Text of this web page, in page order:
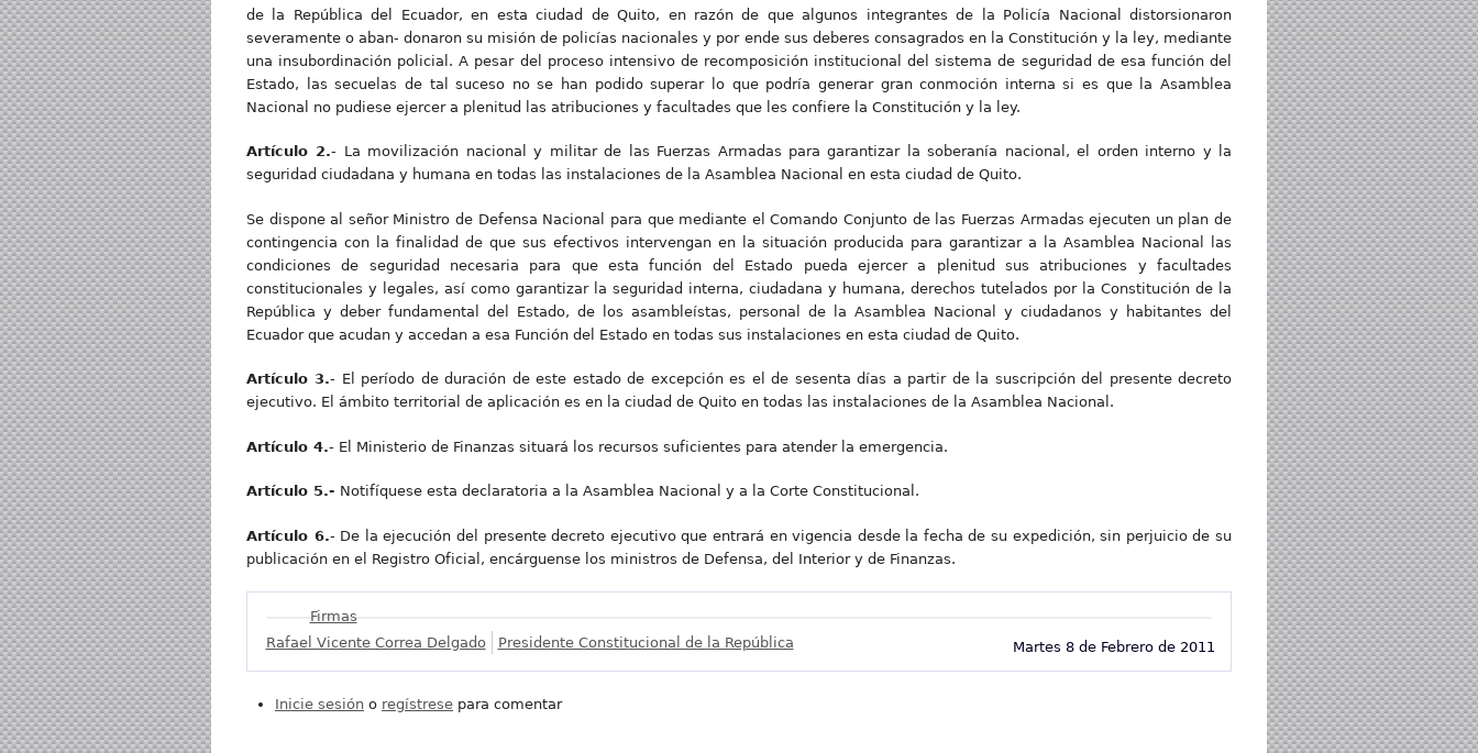
de la República del Ecuador, en esta ciudad de Quito, en razón de que algunos integrantes de la Policía Nacional distorsionaron
severamente o aban- donaron su misión de policías nacionales y por ende sus deberes consagrados en la Constitución y la ley, mediante
una insubordinación policial. A pesar del proceso intensivo de recomposición institucional del sistema de seguridad de esa función del
Estado, las secuelas de tal suceso no se han podido superar lo que podría generar gran conmoción interna si es que la Asamblea
Nacional no pudiese ejercer a plenitud las atribuciones y facultades que les confiere la Constitución y la ley.
Artículo 2.- La movilización nacional y militar de las Fuerzas Armadas para garantizar la soberanía nacional, el orden interno y la
seguridad ciudadana y humana en todas las instalaciones de la Asamblea Nacional en esta ciudad de Quito.
Se dispone al señor Ministro de Defensa Nacional para que mediante el Comando Conjunto de las Fuerzas Armadas ejecuten un plan de
contingencia con la finalidad de que sus efectivos intervengan en la situación producida para garantizar a la Asamblea Nacional las
condiciones de seguridad necesaria para que esta función del Estado pueda ejercer a plenitud sus atribuciones y facultades
constitucionales y legales, así como garantizar la seguridad interna, ciudadana y humana, derechos tutelados por la Constitución de la
República y deber fundamental del Estado, de los asambleístas, personal de la Asamblea Nacional y ciudadanos y habitantes del
Ecuador que acudan y accedan a esa Función del Estado en todas sus instalaciones en esta ciudad de Quito.
Artículo 3.- El período de duración de este estado de excepción es el de sesenta días a partir de la suscripción del presente decreto
ejecutivo. El ámbito territorial de aplicación es en la ciudad de Quito en todas las instalaciones de la Asamblea Nacional.
Artículo 4.- El Ministerio de Finanzas situará los recursos suficientes para atender la emergencia.
Artículo 5.- Notifíquese esta declaratoria a la Asamblea Nacional y a la Corte Constitucional.
Artículo 6.- De la ejecución del presente decreto ejecutivo que entrará en vigencia desde la fecha de su expedición, sin perjuicio de su
publicación en el Registro Oficial, encárguense los ministros de Defensa, del Interior y de Finanzas.
Mostrar
Firmas
Martes 8 de Febrero de 2011
Rafael Vicente Correa Delgado Presidente Constitucional de la República
Inicie sesión o regístrese para comentar